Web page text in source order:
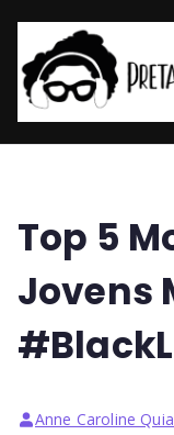
Top 5
Jovens
Anne Caroline